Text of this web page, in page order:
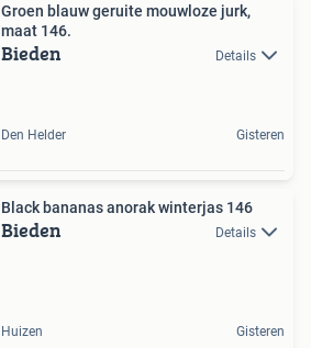
Groen blauw geruite mouwloze jurk,
maat 146.
Bieden Details
Den Helder Gisteren
Black bananas anorak winterjas 146
Bieden Details
Huizen Gisteren